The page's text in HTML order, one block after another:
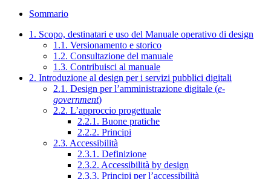
Sommario
1. Scopo, destinatari e uso del Manuale operativo di design
1.1. Versionamento e storico
1.2. Consultazione del manuale
1.3. Contribuisci al manuale
2. Introduzione al design per i servizi pubblici digitali
2.1. Design per l’amministrazione digitale (e-
government)
2.2. L’approccio progettuale
2.2.1. Buone pratiche
2.2.2. Principi
2.3. Accessibilità
2.3.1. Definizione
2.3.2. Accessibilità by design
2.3.3. Principi per l’accessibilità